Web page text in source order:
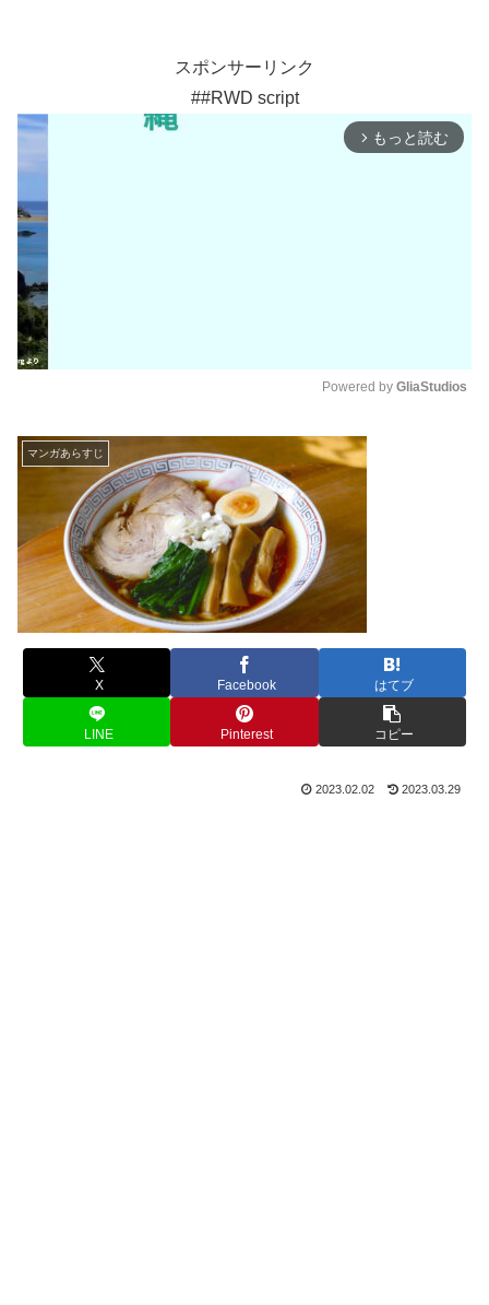
スポンサーリンク
##RWD script
arrow_forward_ios もっと読む
Powered by GliaStudios
マンガあらすじ
X Facebook はてブ
LINE Pinterest コピー
2023.02.02 2023.03.29